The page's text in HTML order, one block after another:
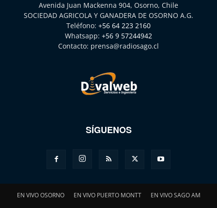
Avenida Juan Mackenna 904, Osorno, Chile
SOCIEDAD AGRICOLA Y GANADERA DE OSORNO A.G.
Teléfono: +56 64 223 2160
Whatsapp: +56 9 57244942
Contacto: prensa@radiosago.cl
SÍGUENOS
EN VIVO OSORNO EN VIVO PUERTO MONTT EN VIVO SAGO AM